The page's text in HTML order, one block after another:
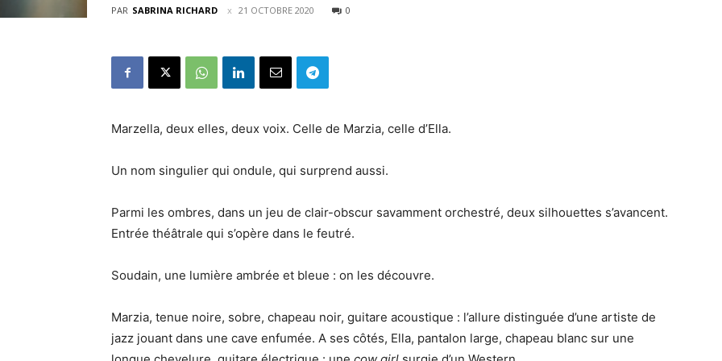
PAR SABRINA RICHARD 21 OCTOBRE 2020 0
Marzella, deux elles, deux voix. Celle de Marzia, celle d’Ella.
Un nom singulier qui ondule, qui surprend aussi.
Parmi les ombres, dans un jeu de clair-obscur savamment orchestré, deux silhouettes s’avancent.
Entrée théâtrale qui s’opère dans le feutré.
Soudain, une lumière ambrée et bleue : on les découvre.
Marzia, tenue noire, sobre, chapeau noir, guitare acoustique : l’allure distinguée d’une artiste de
jazz jouant dans une cave enfumée. A ses côtés, Ella, pantalon large, chapeau blanc sur une